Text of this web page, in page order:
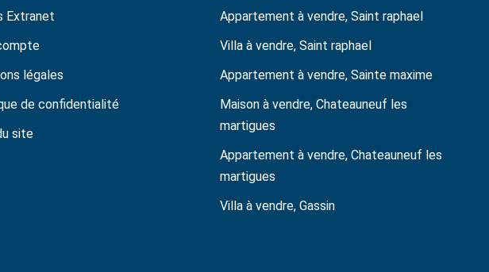
Extranet
légales
de confidentialité
site
Appartement à vendre, Saint raphael
Villa à vendre, Saint raphael
Appartement à vendre, Sainte maxime
Maison à vendre, Chateauneuf les
martigues
Appartement à vendre, Chateauneuf les
martigues
Villa à vendre, Gassin